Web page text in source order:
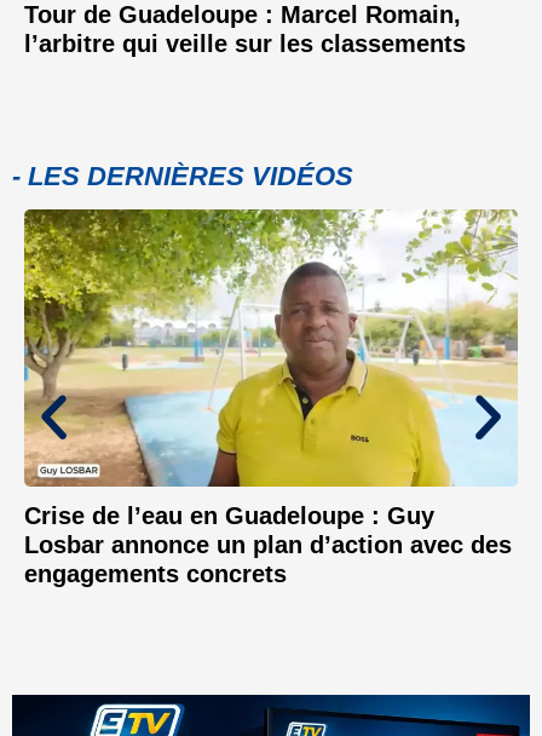
Tour de Guadeloupe : Marcel Romain,
l’arbitre qui veille sur les classements
- LES DERNIÈRES VIDÉOS
Crise de l’eau en Guadeloupe : Guy
Losbar annonce un plan d’action avec des
engagements concrets